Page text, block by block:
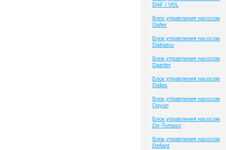
DAF / VDL
Блок управления насосом
Dafier
Блок управления насосом
Daihatsu
Блок управления насосом
Daimler
Блок управления насосом
Dallas
Блок управления насосом
Dayun
Блок управления насосом
De-Tomaso
Блок управления насосом
Defiant